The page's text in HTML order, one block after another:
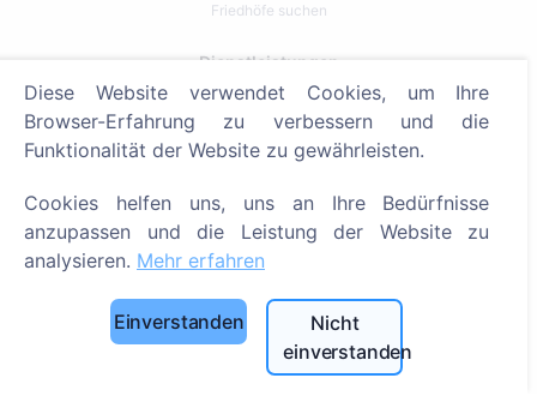
Friedhöfe suchen
Dienstleistungen
Kontakt
SIA "CEMETY", LV40103618951
371 29144816
info@cemety.lv
Wir sind in ganz Deutschland tätig!
Diese Website verwendet Cookies, um Ihre
Browser-Erfahrung zu verbessern und die
Funktionalität der Website zu gewährleisten.
Cookies helfen uns, uns an Ihre Bedürfnisse
anzupassen und die Leistung der Website zu
analysieren. Mehr erfahren
Einverstanden
Nicht
einverstanden